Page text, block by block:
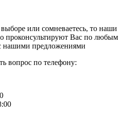
или сомневаетесь, то наши
проконсультируют Вас по любым
нашими предложениями
вопрос по телефону: